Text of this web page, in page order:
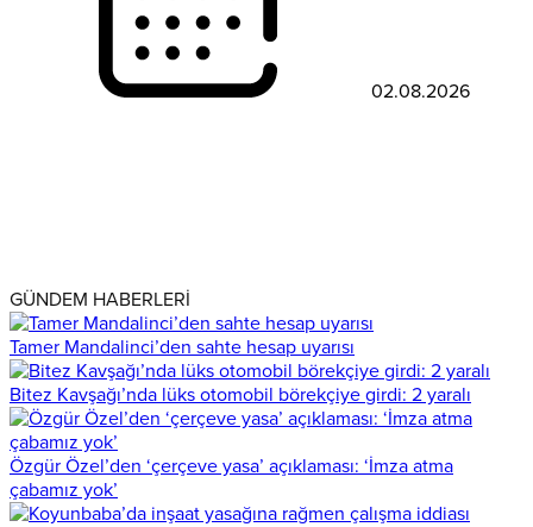
02.08.2026
GÜNDEM HABERLERİ
Tamer Mandalinci’den sahte hesap uyarısı
Bitez Kavşağı’nda lüks otomobil börekçiye girdi: 2 yaralı
Özgür Özel’den ‘çerçeve yasa’ açıklaması: ‘İmza atma
çabamız yok’